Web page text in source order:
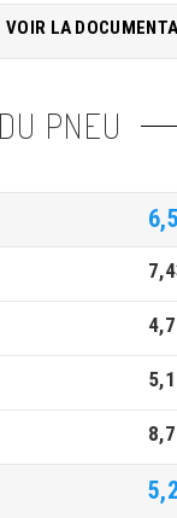
VOIR LA
PNEU